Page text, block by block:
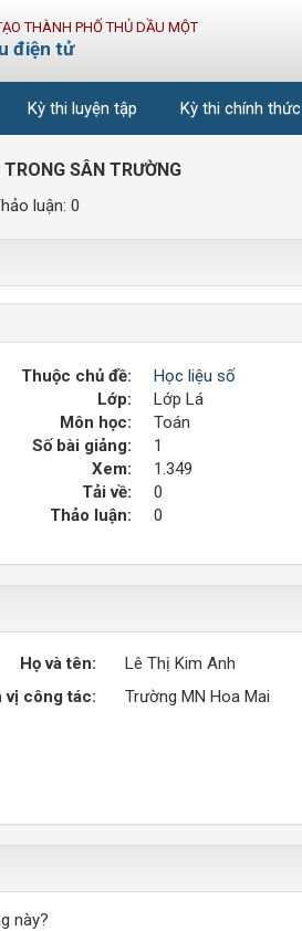
THÀNH PHỐ THỦ DẦU MỘT
điện tử
Kỳ thi luyện tập Kỳ thi chính thức
SÂN TRƯỜNG
luận: 0
Thuộc chủ đề:
Học liệu số
Lớp:
Lớp Lá
Môn học:
Toán
Số bài giảng:
1
Xem:
1.349
Tải về:
0
Thảo luận:
0
Họ và tên:
Lê Thị Kim Anh
vị công tác:
Trường MN Hoa Mai
này?